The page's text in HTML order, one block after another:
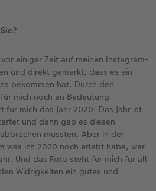
einiger Zeit auf meinen Instagram-
und direkt gemerkt, dass es ein
bekommen hat. Durch den
mich noch an Bedeutung
für mich das Jahr 2020: Das Jahr ist
und dann gab es diesen
mussten. Aber in der
was ich 2020 noch erlebt habe, war
Und das Foto steht für mich für all
Widrigkeiten ein gutes und